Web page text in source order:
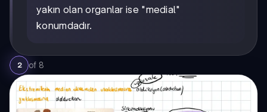
yakın olan organlar ise "medial"
konumdadır.
2 of 8